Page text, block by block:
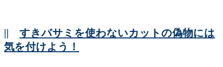
|| すきバサミを使わないカットの偽物には
気を付けよう！